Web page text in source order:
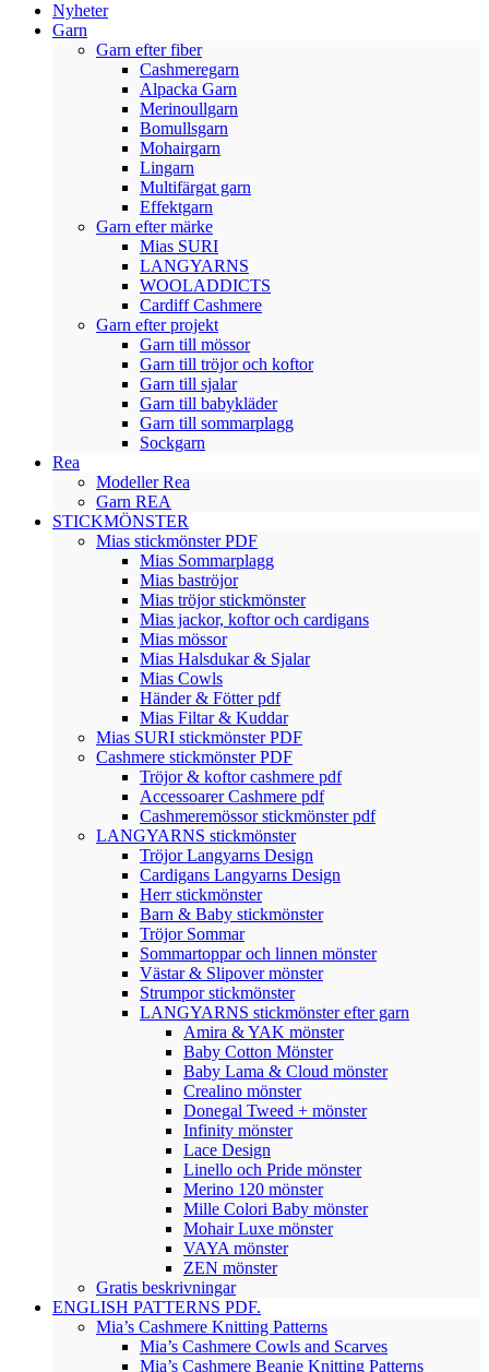
Nyheter
Garn
Garn efter fiber
Cashmeregarn
Alpacka Garn
Merinoullgarn
Bomullsgarn
Mohairgarn
Lingarn
Multifärgat garn
Effektgarn
Garn efter märke
Mias SURI
LANGYARNS
WOOLADDICTS
Cardiff Cashmere
Garn efter projekt
Garn till mössor
Garn till tröjor och koftor
Garn till sjalar
Garn till babykläder
Garn till sommarplagg
Sockgarn
Rea
Modeller Rea
Garn REA
STICKMÖNSTER
Mias stickmönster PDF
Mias Sommarplagg
Mias baströjor
Mias tröjor stickmönster
Mias jackor, koftor och cardigans
Mias mössor
Mias Halsdukar & Sjalar
Mias Cowls
Händer & Fötter pdf
Mias Filtar & Kuddar
Mias SURI stickmönster PDF
Cashmere stickmönster PDF
Tröjor & koftor cashmere pdf
Accessoarer Cashmere pdf
Cashmeremössor stickmönster pdf
LANGYARNS stickmönster
Tröjor Langyarns Design
Cardigans Langyarns Design
Herr stickmönster
Barn & Baby stickmönster
Tröjor Sommar
Sommartoppar och linnen mönster
Västar & Slipover mönster
Strumpor stickmönster
LANGYARNS stickmönster efter garn
Amira & YAK mönster
Baby Cotton Mönster
Baby Lama & Cloud mönster
Crealino mönster
Donegal Tweed + mönster
Infinity mönster
Lace Design
Linello och Pride mönster
Merino 120 mönster
Mille Colori Baby mönster
Mohair Luxe mönster
VAYA mönster
ZEN mönster
Gratis beskrivningar
ENGLISH PATTERNS PDF.
Mia’s Cashmere Knitting Patterns
Mia’s Cashmere Cowls and Scarves
Mia’s Cashmere Beanie Knitting Patterns